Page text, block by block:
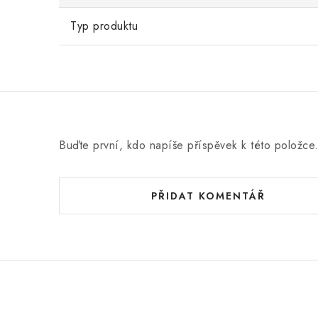
Typ produktu
Buďte první, kdo napíše příspěvek k této položce.
PŘIDAT KOMENTÁŘ